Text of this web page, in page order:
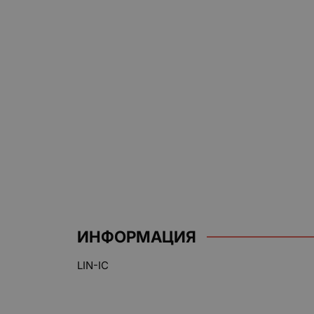
ИНФОРМАЦИЯ
LIN-IC